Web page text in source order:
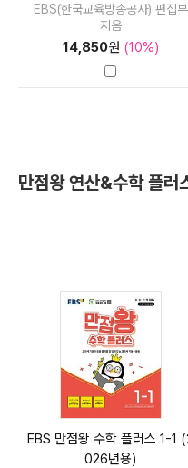
EBS(한국교육방송공사) 편집부
지음
14,850원 (10%)
만점왕 연산&수학 플러
EBS 만점왕 수학 플러스 1-1
026년용)